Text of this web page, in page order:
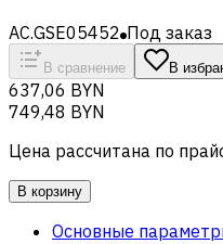
AC.GSE05452 Под заказ
В сравнение В
637,06 BYN
749,48 BYN
Цена рассчитана по
В корзину
Основные